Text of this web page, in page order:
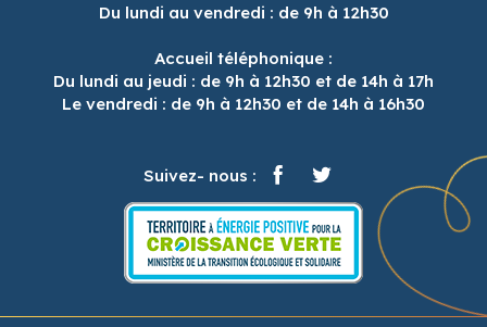
Du lundi au vendredi : de 9h à 12h30
Accueil téléphonique :
Du lundi au jeudi : de 9h à 12h30 et de 14h à 17h
Le vendredi : de 9h à 12h30 et de 14h à 16h30
Suivez- nous :